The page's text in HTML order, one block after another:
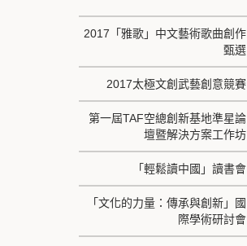
2017「雅歌」中文藝術歌曲創作
甄選
2017太極文創武藝創意競賽
第一屆TAF空總創新基地準星論
壇暨解決方案工作坊
「輕鬆讀中國」讀書會
「文化的力量：傳承與創新」國
際學術研討會